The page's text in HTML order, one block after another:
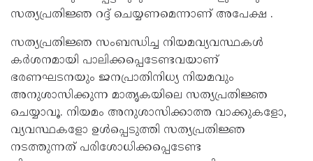
സത്യപ്രതിജ്ഞ റദ്ദ് ചെയ്യണമെന്നാണ് അപേക്ഷ .
സത്യപ്രതിജ്ഞ സംബന്ധിച്ച നിയമവ്യവസ്ഥകൾ
കർശനമായി പാലിക്കപ്പെടേണ്ടവയാണ്
ഭരണഘടനയും ജനപ്രാതിനിധ്യ നിയമവും
അനുശാസിക്കുന്ന മാതൃകയിലെ സത്യപ്രതിജ്ഞ
ചെയ്യാവൂ. നിയമം അനുശാസിക്കാത്ത വാക്കുകളോ,
വ്യവസ്ഥകളോ ഉൾപ്പെടുത്തി സത്യപ്രതിജ്ഞ
നടത്തുന്നത് പരിശോധിക്കപ്പെടേണ്ട